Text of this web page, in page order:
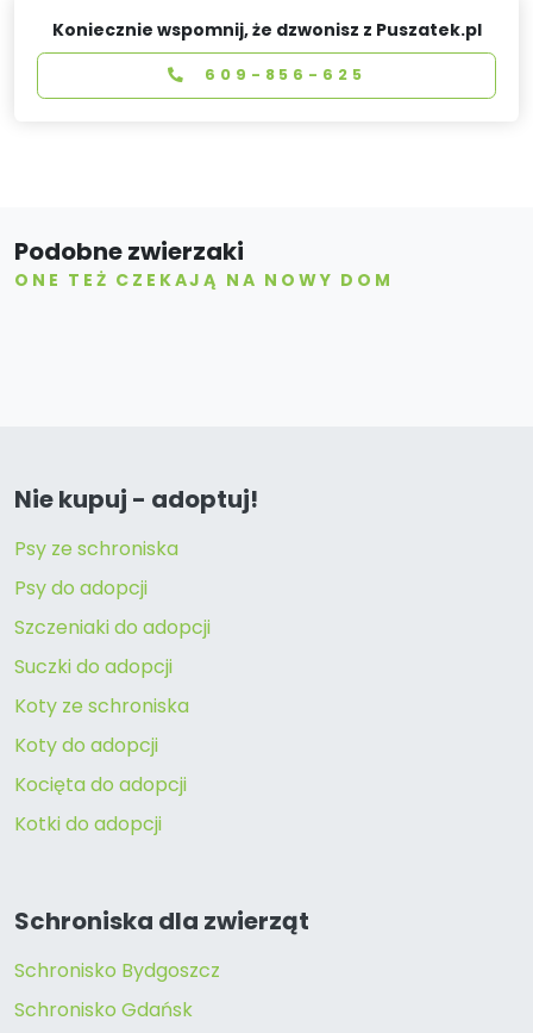
Koniecznie wspomnij, że dzwonisz z Puszatek.pl
609-856-625
Podobne zwierzaki
ONE TEŻ CZEKAJĄ NA NOWY DOM
Nie kupuj - adoptuj!
Psy ze schroniska
Psy do adopcji
Szczeniaki do adopcji
Suczki do adopcji
Koty ze schroniska
Koty do adopcji
Kocięta do adopcji
Kotki do adopcji
Schroniska dla zwierząt
Schronisko Bydgoszcz
Schronisko Gdańsk